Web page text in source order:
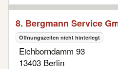
8. Bergmann Service
Öffnungszeiten nicht hinterlegt
Eichborndamm 93
13403 Berlin